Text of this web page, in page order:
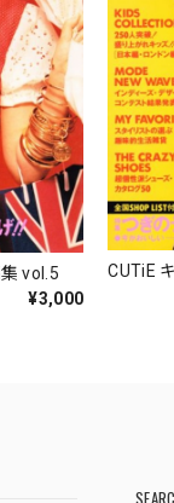
vol.5
¥3,000
CUTiE